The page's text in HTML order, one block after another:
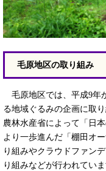
毛原地区の取り組み
毛原地区では、平成9年
る地域ぐるみの企画に取
農林水産省によって「日
より一歩進んだ「棚田オ
り組みやクラウドファン
り組みなどが行われていま